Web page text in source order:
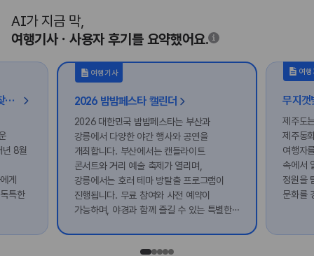
AI가 지금 막,
여행기사ㆍ사용자 후기를 요약했어요.
DMZ가 숨겨둔 한국의 ‘배꼽’을 찾아라; 국토 정중앙 양구 투어
년 8월
게
특한
여행기사
2026 밤밤페스타 캘린더
2026 대한민국 밤밤페스타는 부산과
강릉에서 다양한 야간 행사와 공연을
개최합니다. 부산에서는 캔들라이트
콘서트와 거리 예술 축제가 열리며,
강릉에서는 호러 테마 방탈출 프로그램이
진행됩니다. 무료 참여와 사전 예약이
가능하며, 야경과 함께 즐길 수 있는 특별한
여
제주도
제주동
여행자
속에서
정원을
문화를